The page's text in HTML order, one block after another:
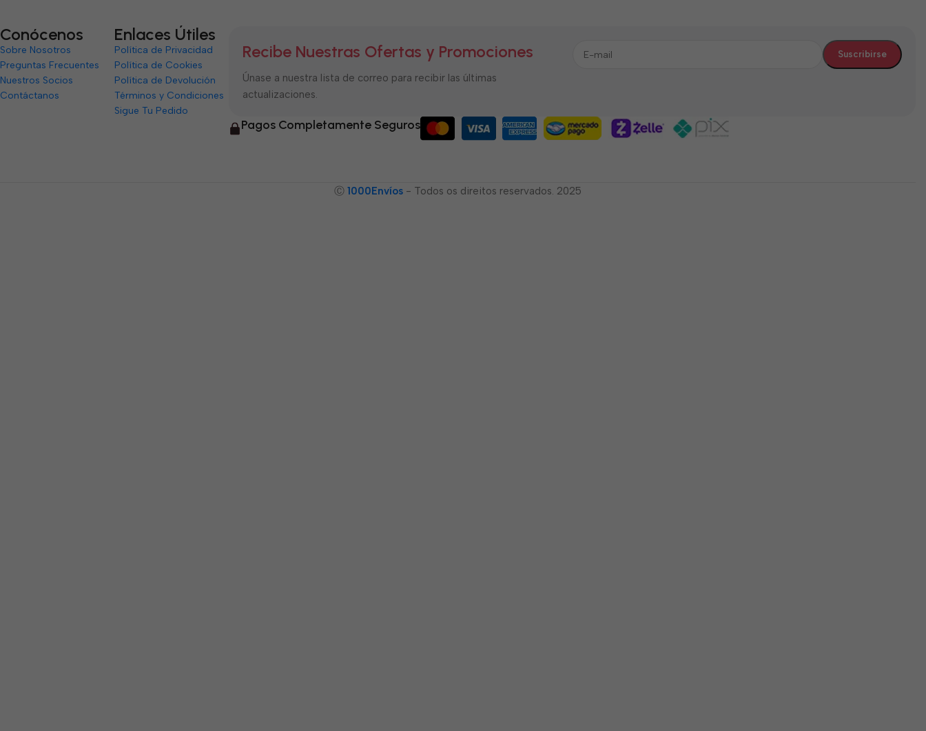
Conócenos
Sobre Nosotros
Preguntas Frecuentes
Nuestros Socios
Contáctanos
Enlaces Útiles
Política de Privacidad
Política de Cookies
Política de Devolución
Términos y Condiciones
Sigue Tu Pedido
Recibe Nuestras Ofertas y Promociones
Únase a nuestra lista de correo para recibir las últimas
actualizaciones.
Pagos Completamente Seguros
Ⓒ 1000Envíos - Todos os direitos reservados. 2025